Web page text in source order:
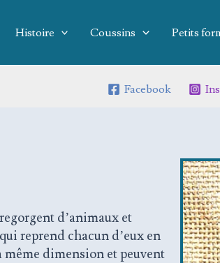
Histoire Coussins Petits
Facebook
d’animaux et
reprend chacun d’eux en
même dimension et peuvent